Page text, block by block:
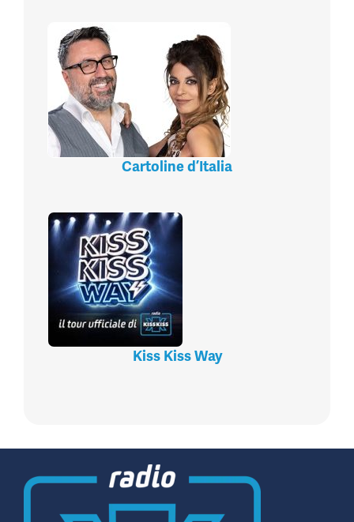
Cartoline d’Italia
Kiss Kiss Way